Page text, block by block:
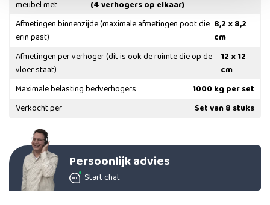
meubel met
(4 verhogers op elkaar)
Afmetingen binnenzijde (maximale afmetingen poot die
erin past)
8,2 x 8,2
cm
Afmetingen per verhoger (dit is ook de ruimte die op de
vloer staat)
12 x 12
cm
Maximale belasting bedverhogers
1000 kg per set
Verkocht per
Set van 8 stuks
Persoonlijk advies
Start chat